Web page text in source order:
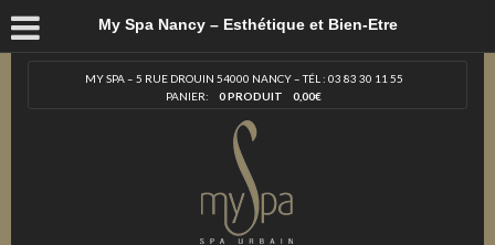
My Spa Nancy – Esthétique et Bien-Etre
MY SPA – 5 RUE DROUIN 54000 NANCY – TÉL : 03 83 30 11 55
PANIER:
0 PRODUIT 0,00€